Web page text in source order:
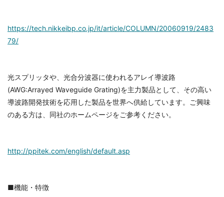
https://tech.nikkeibp.co.jp/it/article/COLUMN/20060919/2483
79/
光スプリッタや、光合分波器に使われるアレイ導波路
(AWG:Arrayed Waveguide Grating)を主力製品として、その高い
導波路開発技術を応用した製品を世界へ供給しています。ご興味
のある方は、同社のホームページをご参考ください。
http://ppitek.com/english/default.asp
■機能・特徴